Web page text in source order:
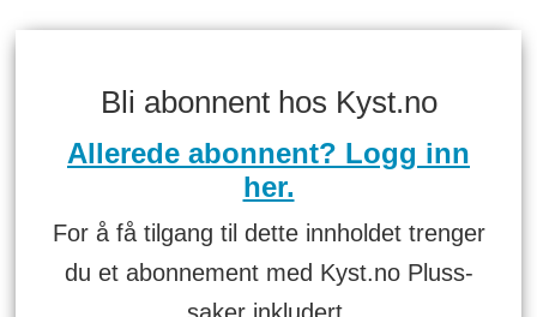
Bli abonnent hos Kyst.no
Allerede abonnent? Logg inn
her.
For å få tilgang til dette innholdet trenger
du et abonnement med Kyst.no Pluss-